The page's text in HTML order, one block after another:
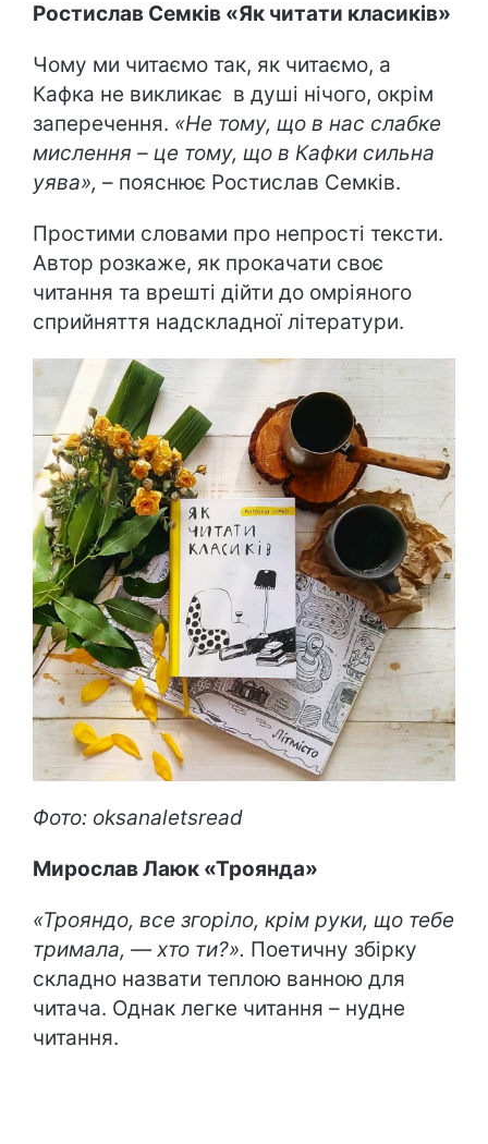
Ростислав Семків «Як читати класиків»
Чому ми читаємо так, як читаємо, а
Кафка не викликає в душі нічого, окрім
заперечення. «Не тому, що в нас слабке
мислення – це тому, що в Кафки сильна
уява», – пояснює Ростислав Семків.
Простими словами про непрості тексти.
Автор розкаже, як прокачати своє
читання та врешті дійти до омріяного
сприйняття надскладної літератури.
Фото: oksanaletsread
Мирослав Лаюк «Троянда»
«Трояндо, все згоріло, крім руки, що тебе
тримала, — хто ти?». Поетичну збірку
складно назвати теплою ванною для
читача. Однак легке читання – нудне
читання.